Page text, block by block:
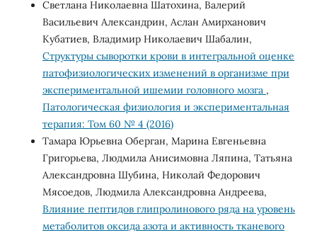
Светлана Николаевна Шатохина, Валерий
Васильевич Александрин, Аслан Амирханович
Кубатиев, Владимир Николаевич Шабалин,
Cтруктуры сыворотки крови в интегральной оценке
патофизиологических изменений в организме при
экспериментальной ишемии головного мозга ,
Патологическая физиология и экспериментальная
терапия: Том 60 № 4 (2016)
Тамара Юрьевна Оберган, Марина Евгеньевна
Григорьева, Людмила Анисимовна Ляпина, Татьяна
Александровна Шубина, Николай Федорович
Мясоедов, Людмила Александровна Андреева,
Влияние пептидов глипролинового ряда на уровень
метаболитов оксида азота и активность тканевого